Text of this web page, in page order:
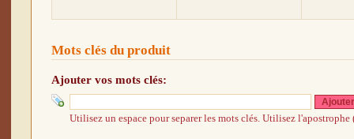
Mots clés du produit
Ajouter vos mots clés:
Utilisez un espace pour separer les mots clés. Utilisez l'apostrophe